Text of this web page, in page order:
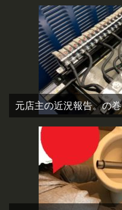
元店主の近況報告。の巻